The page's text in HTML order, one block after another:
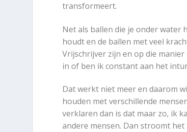
transformeert.
Net als ballen die je onder water
houdt en de ballen met veel
Vrijschrijver zijn en op die
in of ben ik constant aan het
Dat werkt niet meer en daarom
houden met verschillende
verklaren dan is dat maar zo, ik
andere mensen. Dan stroomt